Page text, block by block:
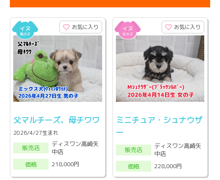
お気に入り
父マルチーズ、母チワワ
2026/4/27生まれ
販売店
ディスワン高崎矢
中店
価格
218,000円
お気に入り
ミニチュア・シュナウザ
ー
販売店
ディスワン高崎矢
中店
価格
228,000円